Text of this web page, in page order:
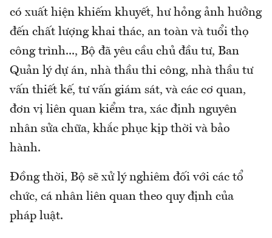
có xuất hiện khiếm khuyết, hư hỏng ảnh hưởng
đến chất lượng khai thác, an toàn và tuổi thọ
công trình..., Bộ đã yêu cầu chủ đầu tư, Ban
Quản lý dự án, nhà thầu thi công, nhà thầu tư
vấn thiết kế, tư vấn giám sát, và các cơ quan,
đơn vị liên quan kiểm tra, xác định nguyên
nhân sửa chữa, khắc phục kịp thời và bảo
hành.
Đồng thời, Bộ sẽ xử lý nghiêm đối với các tổ
chức, cá nhân liên quan theo quy định của
pháp luật.